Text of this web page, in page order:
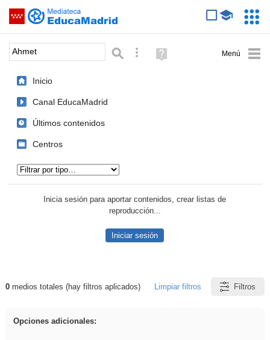
Saltar navegación
Palabra o frase: Búsqueda avanzada
Ayuda
(en
Inicio
Canal EducaMadrid
Últimos contenidos
Centros
Inicia sesión para aportar contenidos, crear listas de
reproducción...
Iniciar sesión
Resultados de: Ahmet
0medios totales (hay filtros aplicados) Limpiar filtros Filtros
Opciones adicionales: